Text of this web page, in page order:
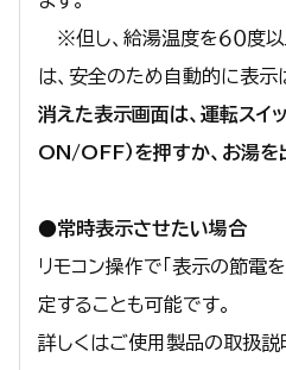
※但し、給湯温度を６０度
は、安全のため自動的に表示
消えた表示画面は、運転スイ
ON/OFF）を押すか、お湯を
●常時表示させたい場合
リモコン操作で「表示の節電を
定することも可能です。
詳しくはご使用製品の取扱説